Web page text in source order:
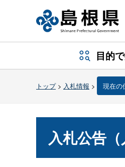
目的
トップ> 入札情報 > 現在の
入札公告（